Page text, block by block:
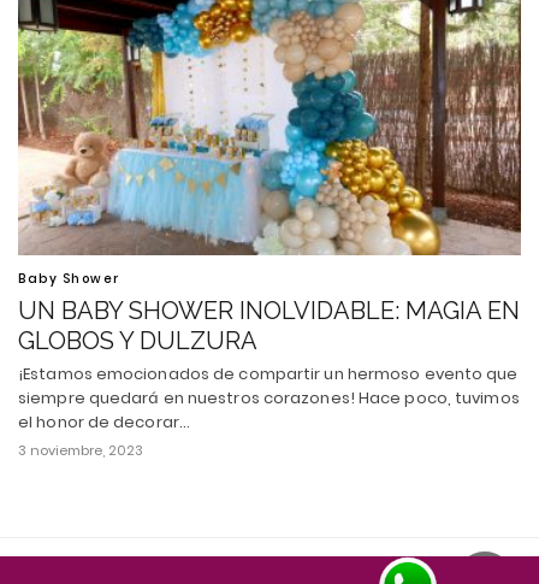
Baby Shower
UN BABY SHOWER INOLVIDABLE: MAGIA EN
GLOBOS Y DULZURA
¡Estamos emocionados de compartir un hermoso evento que
siempre quedará en nuestros corazones! Hace poco, tuvimos
el honor de decorar…
3 noviembre, 2023